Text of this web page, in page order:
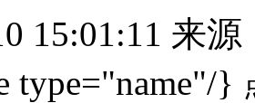
15:01:11 来源
type="name"/}